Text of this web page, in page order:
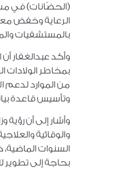
(الحضّانات) في
الرعاية وخفض
بالمستشفيات
وأكد عبدالغفار
بمخاطر الولادات
من الموارد لدعم
وتأسيس قاعدة
وأشار إلى أن
والوقائية
السنوات
بحاجة إلى تطوير